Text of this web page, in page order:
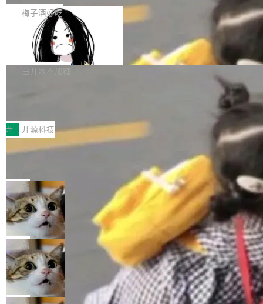
提交的编辑请求也长期处于待处理状态。 Groki
pedia 于去年底上线，定位为由人工智能生成内
容的百科平台，被马斯克视为传统众包百科网站
维基百科的替代方案。Lawfare 调查发现，无论
热门页面还是低关注度页面，均未出现近期更
是这样的：配 MessageSource 的 Bean、写 R
eloadableResourceBundleMessageSource、
声明 LocaleResolver、注册 LocaleChangeInt
erceptor…五六步之后才能看到第一行翻译文
本。 Solon 换了个方式。整个 i18n 模块围绕三
梅子酒好吃
Apache Doris 4.1 全面增强 Iceberg：
支持 UPDATE、MERGE INTO 与 Iceb
erg V3
Apache Doris 4.1 要补齐的，正是缺失的那一
半。在已有查询能力的基础上，Doris 进一步支
常维护操作，并完整支持 Iceberg V3 格式。
白开水不加糖
村国家自主创新示范区会议中心开幕。本届大会
由中关村智联软件服务业质量创新联盟主办，以
“智构可信·质创未来——AI原生时代的质量新范
式”为主题，直面AI从实验室走向规模化产业落地
的核心质量命题。会上，《2026智能研发生产力
工具选型手册》发布，Testin云测的Testin XAge
nt智能测试系统入选AI测试领域代表产品。对CI
O而言，这提示了一个转变：AI测试正在从效率
工具升级为企业的质量基础设施。 CIO面对的新
现实 过去两年，CIO们的焦虑清单上多了两项：
一是如何让大模型和智能体应用安全地从PoC走
向生产，二是如何让测试团队跟得上AI应用...
开 开源科技
让非法状态不可表示：一篇关于 ADT
有一种东西，一旦用过就回不去了。Alex Fedos
eev 管它叫"软件设计的基石"。 他说的东西不新
鲜——代数数据类型（ADT），尤其是和类型
（sum type）。但他说清楚了一件事：这不是类
型系统的学术体操，是日常编码的思维方式。 文
章从一个简单的例子切入。一个网站的深色主题
设置，如果用布尔值 + 可空字段来表示——bool
ean 表示是否可切换，nullable 的默认模式、浅
色方案、深色方案——会产生大量无意义的组
合。方案缺了、配置冲突了、全 null 了。要知道
局
Cloudflare 开源内部企业 AI 平台 Clou
dflare OS
Cloudflare 发布了一个开源项目 Cloudflare O
S。如果你只看官方博客，你会觉得这是又一
个"AI 知识库 + 聊天机器人"——每个大厂都在
做，没什么新鲜的。 但 Kenton Varda 在 Twitte
r 上把事情说清楚了： 今天我们发布了 Cloudfla
re OS，一个带连接器的聊天机器人，跟其他所
局
Deno 团队开源 Celld，可自托管的分
布式 Durable Objects
Ryan Dahl 领导的 Deno 团队推出了最新开源项
目 Celld，一个能在自己机器上运行 Cloudflare